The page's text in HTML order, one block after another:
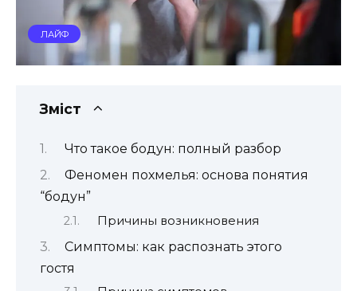
ЛАЙФ
Зміст
Что такое бодун: полный разбор
Феномен похмелья: основа понятия
“бодун”
Причины возникновения
Симптомы: как распознать этого
гостя